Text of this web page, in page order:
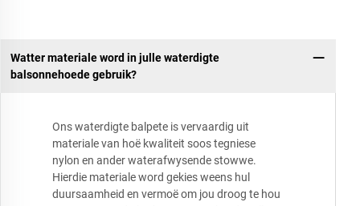
Watter materiale word in julle waterdigte
balsonnehoede gebruik?
Ons waterdigte balpete is vervaardig uit
materiale van hoë kwaliteit soos tegniese
nylon en ander waterafwysende stowwe.
Hierdie materiale word gekies weens hul
duursaamheid en vermoë om jou droog te hou